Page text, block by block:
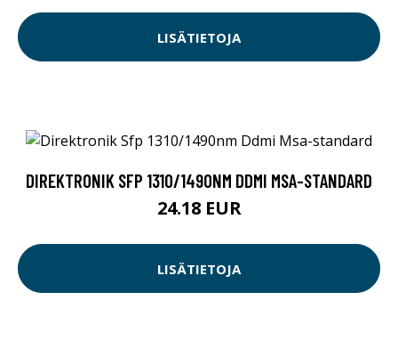
LISÄTIETOJA
DIREKTRONIK SFP 1310/1490NM DDMI MSA-STANDARD
24.18 EUR
LISÄTIETOJA